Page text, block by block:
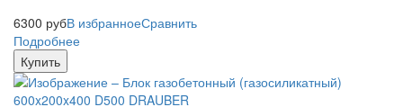
6300 рубВ избранноеСравнить
Подробнее
Купить